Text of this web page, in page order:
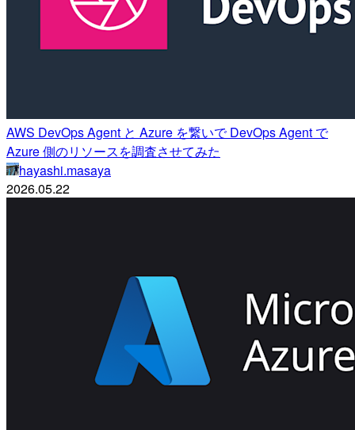
AWS DevOps Agent と Azure を繋いで DevOps Agent で
Azure 側のリソースを調査させてみた
hayashi.masaya
2026.05.22